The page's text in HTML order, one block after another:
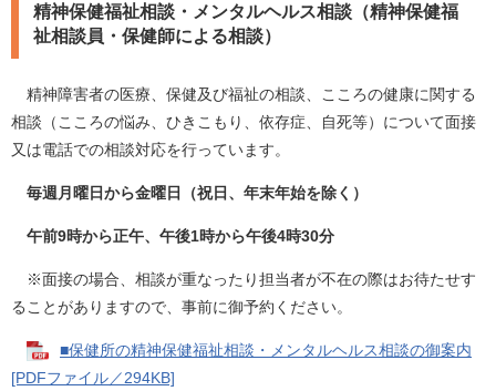
精神保健福祉相談・メンタルヘルス相談（精神保健福
祉相談員・保健師による相談）
精神障害者の医療、保健及び福祉の相談、こころの健康に関する
相談（こころの悩み、ひきこもり、依存症、自死等）について面接
又は電話での相談対応を行っています。
毎週月曜日から金曜日（祝日、年末年始を除く）
午前9時から正午、午後1時から午後4時30分
※面接の場合、相談が重なったり担当者が不在の際はお待たせす
ることがありますので、事前に御予約ください。
■保健所の精神保健福祉相談・メンタルヘルス相談の御案内
[PDFファイル／294KB]